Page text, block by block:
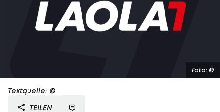
Foto: ©
Textquelle: ©
TEILEN